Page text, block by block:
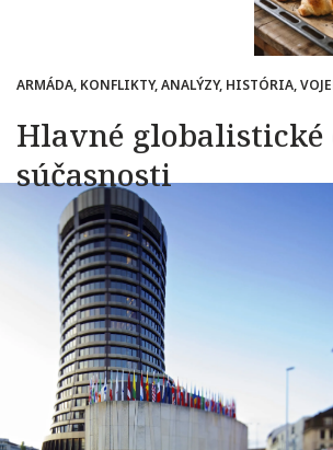
ARMÁDA, KONFLIKTY, ANALÝZY, HISTÓRIA,